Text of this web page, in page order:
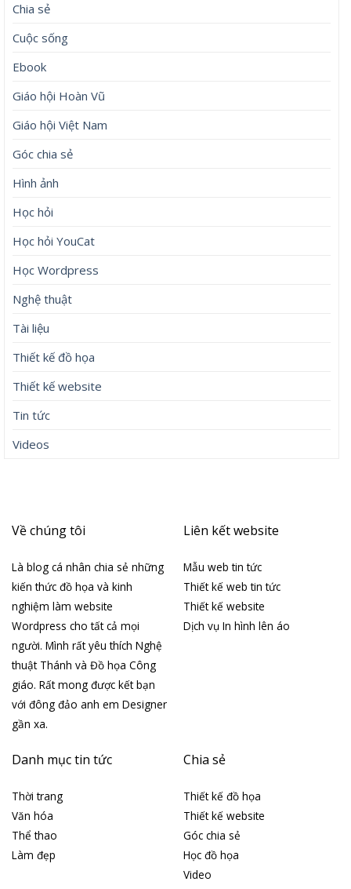
Chia sẻ
Cuộc sống
Ebook
Giáo hội Hoàn Vũ
Giáo hội Việt Nam
Góc chia sẻ
Hình ảnh
Học hỏi
Học hỏi YouCat
Học Wordpress
Nghệ thuật
Tài liệu
Thiết kế đồ họa
Thiết kế website
Tin tức
Videos
Về chúng tôi
Là blog cá nhân chia sẻ những
kiến thức đồ họa và kinh
nghiệm làm website
Wordpress cho tất cả mọi
người. Mình rất yêu thích Nghệ
thuật Thánh và Đồ họa Công
giáo. Rất mong được kết bạn
với đông đảo anh em Designer
gần xa.
Liên kết website
Mẫu web tin tức
Thiết kế web tin tức
Thiết kế website
Dịch vụ In hình lên áo
Danh mục tin tức
Thời trang
Văn hóa
Thể thao
Làm đẹp
Chia sẻ
Thiết kế đồ họa
Thiết kế website
Góc chia sẻ
Học đồ họa
Video